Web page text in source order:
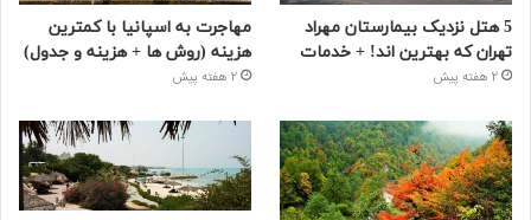
5 هتل نزدیک بیمارستان مهراد
تهران که بهترین‌ اند! + خدمات
2 هفته پیش
مهاجرت به اسپانیا با کمترین
هزینه (روش ها + هزینه و جدول)
2 هفته پیش